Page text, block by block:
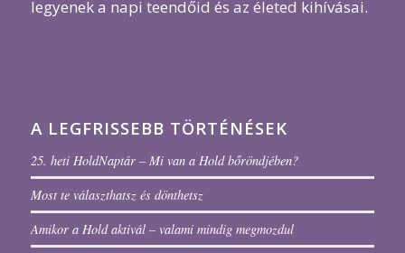
legyenek a napi teendőid és az életed kihívásai.
A LEGFRISSEBB TÖRTÉNÉSEK
25. heti HoldNaptár – Mi van a Hold bőröndjében?
Most te választhatsz és dönthetsz
Amikor a Hold aktivál – valami mindig megmozdul